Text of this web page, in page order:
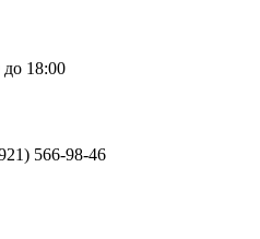
18:00
566-98-46